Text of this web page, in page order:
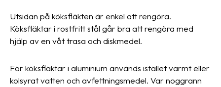
Utsidan på köksfläkten är enkel att rengöra.
Köksfläktar i rostfritt stål går bra att rengöra med
hjälp av en våt trasa och diskmedel.
För köksfläktar i aluminium används istället varmt eller
kolsyrat vatten och avfettningsmedel. Var noggrann